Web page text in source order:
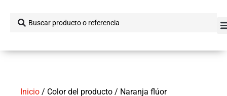
Inicio / Color del producto / Naranja flúor